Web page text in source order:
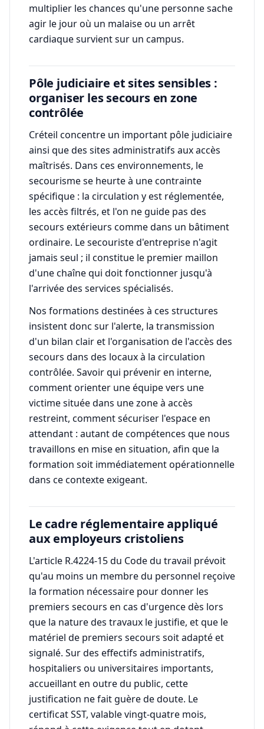
multiplier les chances qu'une personne sache
agir le jour où un malaise ou un arrêt
cardiaque survient sur un campus.
Pôle judiciaire et sites sensibles :
organiser les secours en zone
contrôlée
Créteil concentre un important pôle judiciaire
ainsi que des sites administratifs aux accès
maîtrisés. Dans ces environnements, le
secourisme se heurte à une contrainte
spécifique : la circulation y est réglementée,
les accès filtrés, et l'on ne guide pas des
secours extérieurs comme dans un bâtiment
ordinaire. Le secouriste d'entreprise n'agit
jamais seul ; il constitue le premier maillon
d'une chaîne qui doit fonctionner jusqu'à
l'arrivée des services spécialisés.
Nos formations destinées à ces structures
insistent donc sur l'alerte, la transmission
d'un bilan clair et l'organisation de l'accès des
secours dans des locaux à la circulation
contrôlée. Savoir qui prévenir en interne,
comment orienter une équipe vers une
victime située dans une zone à accès
restreint, comment sécuriser l'espace en
attendant : autant de compétences que nous
travaillons en mise en situation, afin que la
formation soit immédiatement opérationnelle
dans ce contexte exigeant.
Le cadre réglementaire appliqué
aux employeurs cristoliens
L'article R.4224-15 du Code du travail prévoit
qu'au moins un membre du personnel reçoive
la formation nécessaire pour donner les
premiers secours en cas d'urgence dès lors
que la nature des travaux le justifie, et que le
matériel de premiers secours soit adapté et
signalé. Sur des effectifs administratifs,
hospitaliers ou universitaires importants,
accueillant en outre du public, cette
justification ne fait guère de doute. Le
certificat SST, valable vingt-quatre mois,